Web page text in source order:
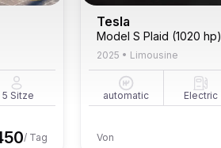
5 Sitze
/ Tag
Tesla
Model S Plaid (1020 hp)
2025 • Limousine
automatic Electric
Von